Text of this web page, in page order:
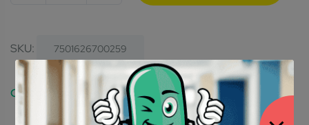
SKU: 7501626700259
Categories: Material De Curación